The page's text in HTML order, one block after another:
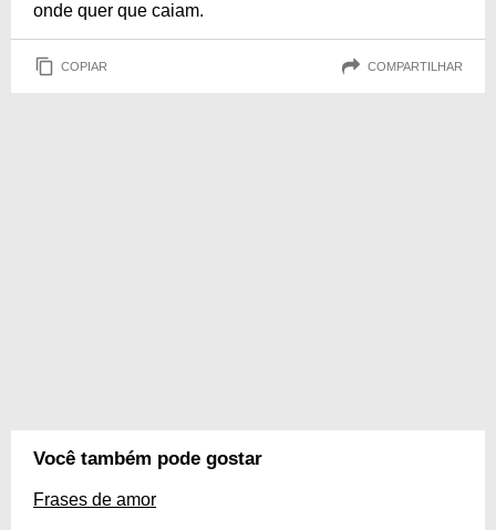
onde quer que caiam.
COPIAR COMPARTILHAR
Você também pode gostar
Frases de amor